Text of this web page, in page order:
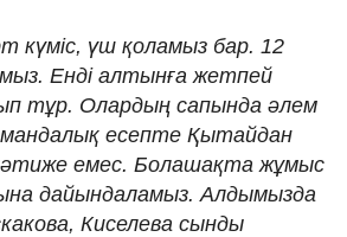
күміс, үш қоламыз бар. 12
Енді алтынға жетпей
тұр. Олардың сапында әлем
есепте Қытайдан
емес. Болашақта жұмыс
дайындаламыз. Алдымызда
Киселева сынды